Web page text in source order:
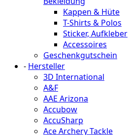
Kappen & Hüte
T-Shirts & Polos
Sticker, Aufkleber
Accessoires
Geschenkgutschein
- Hersteller
3D International
A&F
AAE Arizona
Accubow
AccuSharp
Ace Archery Tackle